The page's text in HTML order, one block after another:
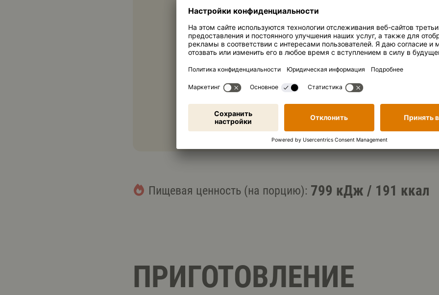
4 щепотки
приправы “Шичими тогараши»
2
стебля сельдерея (каждый стебель
около 14 см в длину)
Копировать ингредиенты
Пищевая ценность (на порцию): 799 кДж / 191 ккал
ПРИГОТОВЛЕНИЕ